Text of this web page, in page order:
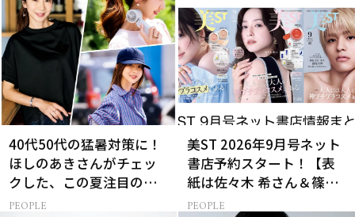
40代50代の猛暑対策に！
ほしのあきさんがチェッ
クした、この夏注目の暑
さ対策グッズ3選
PEOPLE
美ST 2026年9月号ネット
書店予約スタート！【表
紙は佐々木 希さん＆篠塚
大輝さん】
PEOPLE